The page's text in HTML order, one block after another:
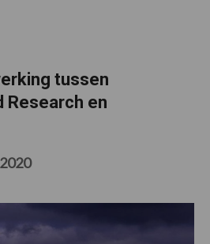
tussen
Research en